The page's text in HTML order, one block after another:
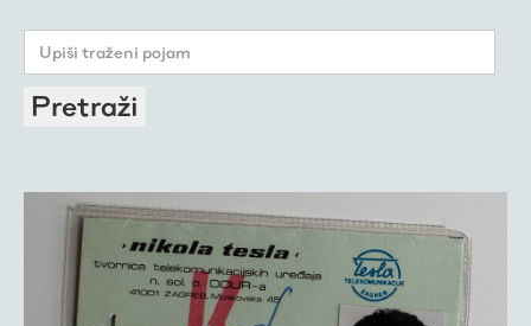
Pretraži